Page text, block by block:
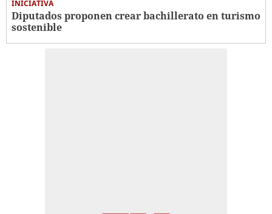
INICIATIVA
Diputados proponen crear bachillerato en turismo
sostenible